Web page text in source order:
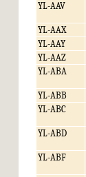
YL-AAV
YL-AAX
YL-AAY
YL-AAZ
YL-ABA
YL-ABB
YL-ABC
YL-ABD
YL-ABF